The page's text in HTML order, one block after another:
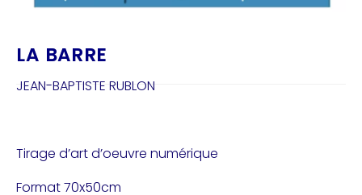
LA BARRE
JEAN-BAPTISTE RUBLON
Tirage d’art d’oeuvre numérique
Format 70x50cm